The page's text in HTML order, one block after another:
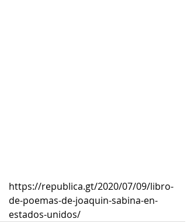
https://republica.gt/2020/07/09/libro-
de-poemas-de-joaquin-sabina-en-
estados-unidos/